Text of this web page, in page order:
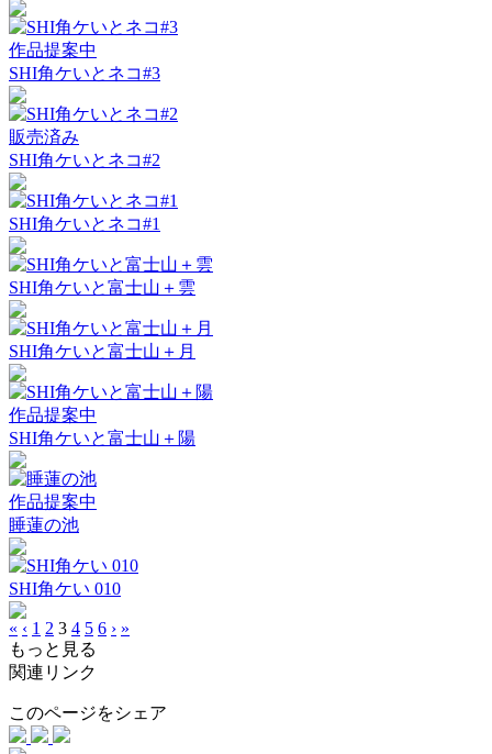
作品提案中
SHI角ケいとネコ#3
販売済み
SHI角ケいとネコ#2
SHI角ケいとネコ#1
SHI角ケいと富士山＋雲
SHI角ケいと富士山＋月
作品提案中
SHI角ケいと富士山＋陽
作品提案中
睡蓮の池
SHI角ケい 010
« ‹ 1 2 3 4 5 6 › »
もっと見る
関連リンク
このページをシェア